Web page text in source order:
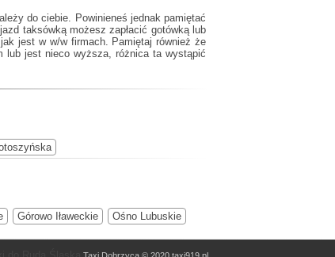
do ciebie. Powinieneś jednak pamiętać
taksówką możesz zapłacić gotówką lub
jest w w/w firmach. Pamiętaj również że
lub jest nieco wyższa, różnica ta wystąpić
Górowo Iławeckie Ośno Lubuskie